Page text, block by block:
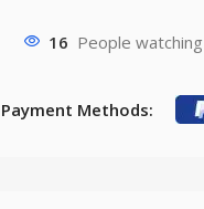
16 People
Payment Methods: